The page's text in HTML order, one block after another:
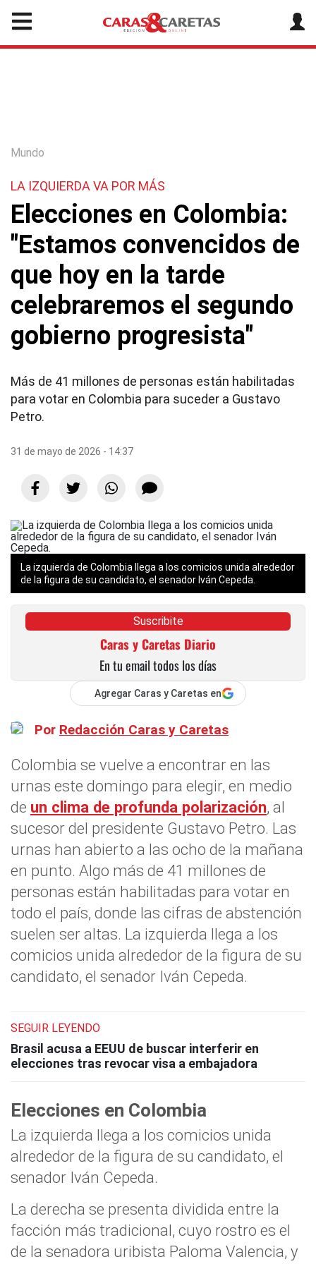
Mundo
LA IZQUIERDA VA POR MÁS
Elecciones en Colombia:
"Estamos convencidos de
que hoy en la tarde
celebraremos el segundo
gobierno progresista"
Más de 41 millones de personas están habilitadas
para votar en Colombia para suceder a Gustavo
Petro.
31 de mayo de 2026 - 14:37
La izquierda de Colombia llega a los comicios unida alrededor
de la figura de su candidato, el senador Iván Cepeda.
Suscribite
Caras y Caretas Diario
En tu email todos los días
Agregar Caras y Caretas en
Por Redacción Caras y Caretas
Colombia se vuelve a encontrar en las
urnas este domingo para elegir, en medio
de un clima de profunda polarización, al
sucesor del presidente Gustavo Petro. Las
urnas han abierto a las ocho de la mañana
en punto. Algo más de 41 millones de
personas están habilitadas para votar en
todo el país, donde las cifras de abstención
suelen ser altas. La izquierda llega a los
comicios unida alrededor de la figura de su
candidato, el senador Iván Cepeda.
SEGUIR LEYENDO
Brasil acusa a EEUU de buscar interferir en
elecciones tras revocar visa a embajadora
Elecciones en Colombia
La izquierda llega a los comicios unida
alrededor de la figura de su candidato, el
senador Iván Cepeda.
La derecha se presenta dividida entre la
facción más tradicional, cuyo rostro es el
de la senadora uribista Paloma Valencia, y